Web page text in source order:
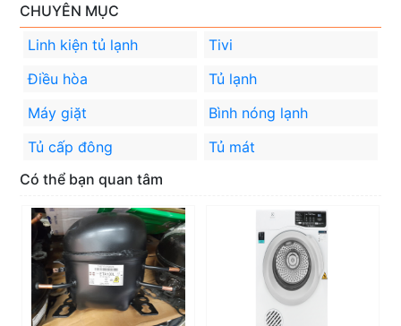
CHUYÊN MỤC
Linh kiện tủ lạnh
Tivi
Điều hòa
Tủ lạnh
Máy giặt
Bình nóng lạnh
Tủ cấp đông
Tủ mát
Có thể bạn quan tâm